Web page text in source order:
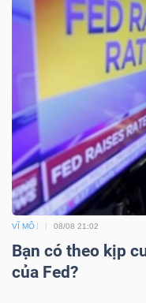
VĨ MÔ 08/08 21:02
Bạn có theo kịp
của Fed?
Dữ